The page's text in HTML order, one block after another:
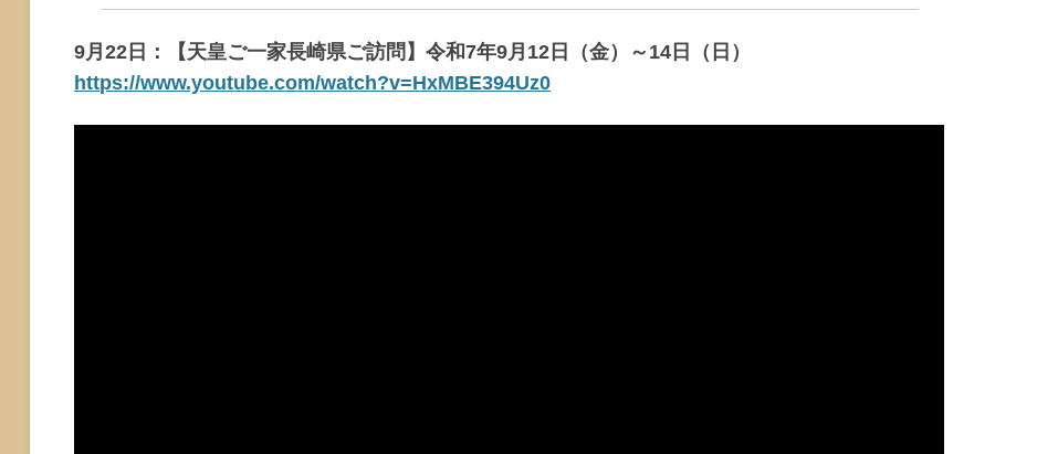
9月22日：【天皇ご一家長崎県ご訪問】令和7年9月12日（金）～14日（日）
https://www.youtube.com/watch?v=HxMBE394Uz0